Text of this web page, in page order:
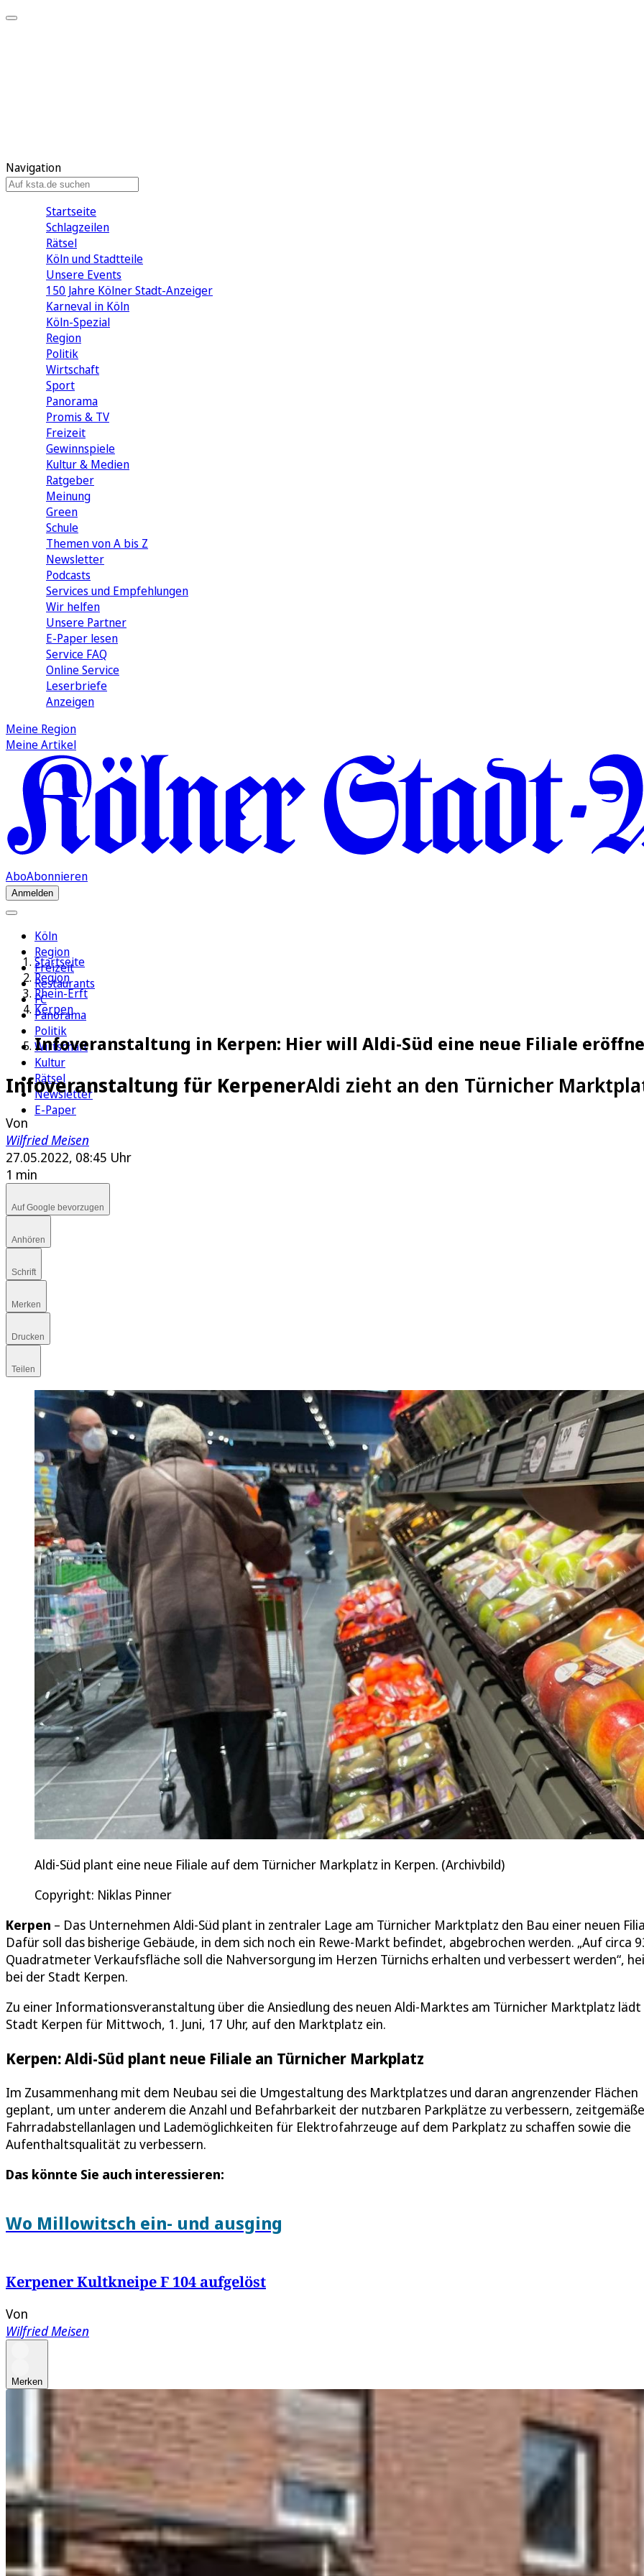
Navigation
Startseite
Schlagzeilen
Rätsel
Köln und Stadtteile
Unsere Events
150 Jahre Kölner Stadt-Anzeiger
Karneval in Köln
Köln-Spezial
Region
Politik
Wirtschaft
Sport
Panorama
Promis & TV
Freizeit
Gewinnspiele
Kultur & Medien
Ratgeber
Meinung
Green
Schule
Themen von A bis Z
Newsletter
Podcasts
Services und Empfehlungen
Wir helfen
Unsere Partner
E-Paper lesen
Service FAQ
Online Service
Leserbriefe
Anzeigen
Meine Region
Meine Artikel
AboAbonnieren
Anmelden
Köln
Region
Freizeit
Restaurants
FC
Panorama
Politik
Wirtschaft
Kultur
Rätsel
Newsletter
E-Paper
Startseite
Region
Rhein-Erft
Kerpen
Infoveranstaltung in Kerpen: Hier will Aldi-Süd eine neue Filiale
Infoveranstaltung für KerpenerAldi zieht an den Türnicher
Von
Wilfried Meisen
27.05.2022, 08:45 Uhr
1 min
Auf Google bevorzugen
Anhören
Schrift
Merken
Drucken
Teilen
Aldi-Süd plant eine neue Filiale auf dem Türnicher Markplatz in Kerpen. (Archivbild)
Copyright: Niklas Pinner
Kerpen – Das Unternehmen Aldi-Süd plant in zentraler Lage am Türnicher Marktplatz den Bau einer neuen
Dafür soll das bisherige Gebäude, in dem sich noch ein Rewe-Markt befindet, abgebrochen werden. „Auf circa
Quadratmeter Verkaufsfläche soll die Nahversorgung im Herzen Türnichs erhalten und verbessert werden“,
bei der Stadt Kerpen.
Zu einer Informationsveranstaltung über die Ansiedlung des neuen Aldi-Marktes am Türnicher Marktplatz lädt
Stadt Kerpen für Mittwoch, 1. Juni, 17 Uhr, auf den Marktplatz ein.
Kerpen: Aldi-Süd plant neue Filiale an Türnicher Markplatz
Im Zusammenhang mit dem Neubau sei die Umgestaltung des Marktplatzes und daran angrenzender Flächen
geplant, um unter anderem die Anzahl und Befahrbarkeit der nutzbaren Parkplätze zu verbessern, zeitgemäße
Fahrradabstellanlagen und Lademöglichkeiten für Elektrofahrzeuge auf dem Parkplatz zu schaffen sowie die
Aufenthaltsqualität zu verbessern.
Das könnte Sie auch interessieren:
Wo Millowitsch ein- und ausging
Kerpener Kultkneipe F 104 aufgelöst
Von
Wilfried Meisen
Merken